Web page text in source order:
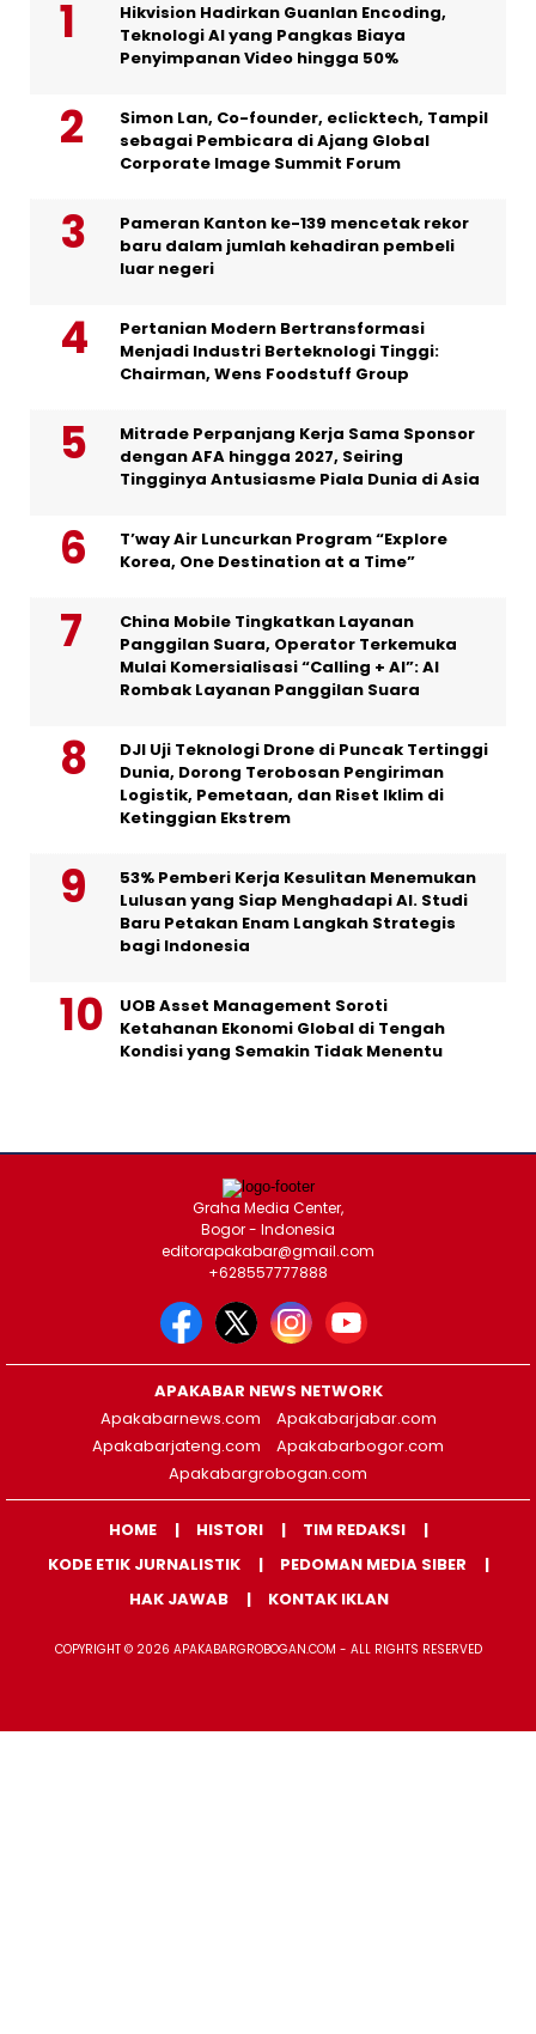
Hikvision Hadirkan Guanlan Encoding,
Teknologi AI yang Pangkas Biaya
Penyimpanan Video hingga 50%
Simon Lan, Co-founder, eclicktech, Tampil
sebagai Pembicara di Ajang Global
Corporate Image Summit Forum
Pameran Kanton ke-139 mencetak rekor
baru dalam jumlah kehadiran pembeli
luar negeri
Pertanian Modern Bertransformasi
Menjadi Industri Berteknologi Tinggi:
Chairman, Wens Foodstuff Group
Mitrade Perpanjang Kerja Sama Sponsor
dengan AFA hingga 2027, Seiring
Tingginya Antusiasme Piala Dunia di Asia
T’way Air Luncurkan Program “Explore
Korea, One Destination at a Time”
China Mobile Tingkatkan Layanan
Panggilan Suara, Operator Terkemuka
Mulai Komersialisasi “Calling + AI”: AI
Rombak Layanan Panggilan Suara
DJI Uji Teknologi Drone di Puncak Tertinggi
Dunia, Dorong Terobosan Pengiriman
Logistik, Pemetaan, dan Riset Iklim di
Ketinggian Ekstrem
53% Pemberi Kerja Kesulitan Menemukan
Lulusan yang Siap Menghadapi AI. Studi
Baru Petakan Enam Langkah Strategis
bagi Indonesia
UOB Asset Management Soroti
Ketahanan Ekonomi Global di Tengah
Kondisi yang Semakin Tidak Menentu
Graha Media Center,
Bogor - Indonesia
editorapakabar@gmail.com
+628557777888
APAKABAR NEWS NETWORK
Apakabarnews.com
Apakabarjabar.com
Apakabarjateng.com
Apakabarbogor.com
Apakabargrobogan.com
HOME HISTORI
TIM REDAKSI
KODE ETIK JURNALISTIK
PEDOMAN MEDIA SIBER
HAK JAWAB
KONTAK IKLAN
COPYRIGHT © 2026 APAKABARGROBOGAN.COM - ALL RIGHTS RESERVED